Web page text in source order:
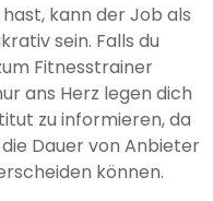
kann der Job als
sein. Falls du
Fitnesstrainer
ans Herz legen dich
zu informieren, da
Dauer von Anbieter
können.